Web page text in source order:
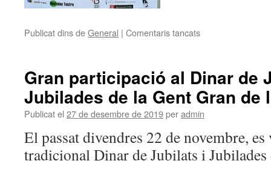
Publicat dins deGeneral | Comentaris tancats
Gran participació al Dinar de
Jubilades de la Gent Gran de
Publicat el 27 de desembre de 2019peradmin
El passat divendres 22 de novembre, es
tradicional Dinar de Jubilats i